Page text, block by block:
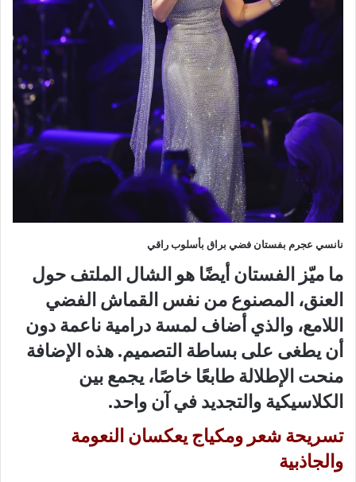
نانسي عجرم بفستان فضي براق بأسلوب راقي
ما ميّز الفستان أيضًا هو الشال الملتف حول
العنق، المصنوع من نفس القماش الفضي
اللامع، والذي أضاف لمسة درامية ناعمة دون
أن يطغى على بساطة التصميم. هذه الإضافة
منحت الإطلالة طابعًا خاصًا، يجمع بين
الكلاسيكية والتجديد في آن واحد.
تسريحة شعر ومكياج يعكسان النعومة
والجاذبية